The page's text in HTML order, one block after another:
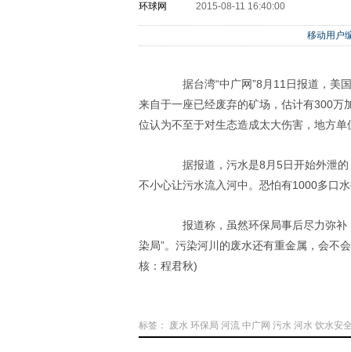
环球网 2015-08-11 16:40:00
移动用户
据台湾“中广网”8月11日报道，美国
来自于一座已经废弃的矿场，估计有300
位认为不至于对生态造成太大伤害，地方
据报道，污水是8月5日开始外泄的
不小心让污水流入河中。恐怕有1000多口
报道称，虽然环保局事后尽力弥补
染局”。污染河川的废水还有重金属，会不
核：程君秋)
标签： 废水 环保局 河流 中广网 污水 河水 饮水安